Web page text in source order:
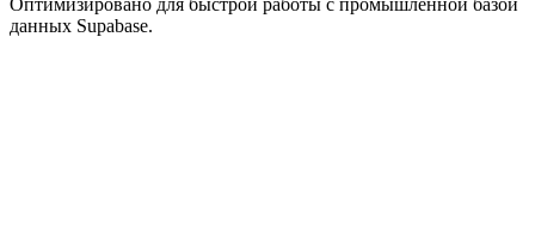
Оптимизировано для быстрой работы с промышленной базой
данных Supabase.